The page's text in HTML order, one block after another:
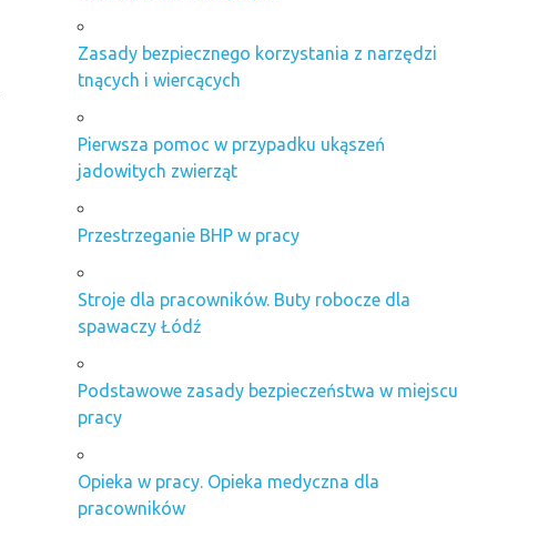
Zasady bezpiecznego korzystania z narzędzi
tnących i wiercących
Pierwsza pomoc w przypadku ukąszeń
jadowitych zwierząt
Przestrzeganie BHP w pracy
Stroje dla pracowników. Buty robocze dla
spawaczy Łódź
Podstawowe zasady bezpieczeństwa w miejscu
pracy
Opieka w pracy. Opieka medyczna dla
pracowników